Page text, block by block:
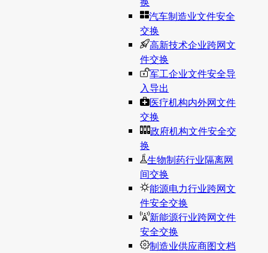
汽车制造业文件安全
交换
高新技术企业跨网文
件交换
军工企业文件安全导
入导出
医疗机构内外网文件
交换
政府机构文件安全交
换
生物制药行业隔离网
间交换
能源电力行业跨网文
件安全交换
新能源行业跨网文件
安全交换
制造业供应商图文档